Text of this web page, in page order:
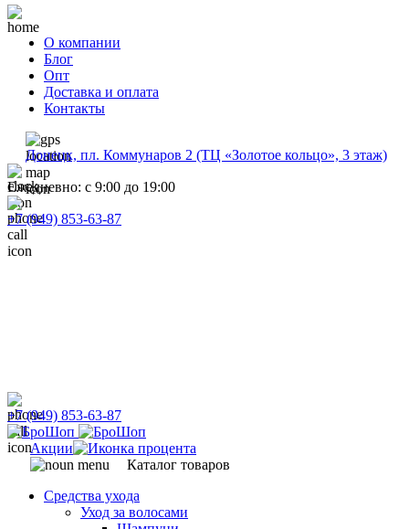
О компании
Блог
Опт
Доставка и оплата
Контакты
Донецк, пл. Коммунаров 2 (ТЦ «Золотое кольцо», 3 этаж)
Ежедневно: с 9:00 до 19:00
+7 (949) 853-63-87
+7 (949) 853-63-87
Акции
Каталог товаров
Средства ухода
Уход за волосами